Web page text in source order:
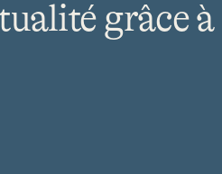
grâce à